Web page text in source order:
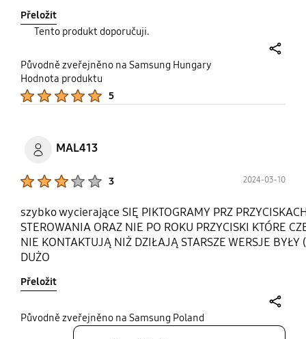
Přeložit
Tento produkt doporučuji.
Původně zveřejněno na Samsung Hungary
Hodnota produktu
5
MAL413
3 2024-03-10
szybko wycierające SIĘ PIKTOGRAMY PRZ
STEROWANIA ORAZ NIE PO ROKU PRZYCISKI KTÓRE
NIE KONTAKTUJĄ NIŻ DZIŁAJĄ STARSZE WERSJE BYŁY
DUŻO
Přeložit
Původně zveřejněno na Samsung Poland